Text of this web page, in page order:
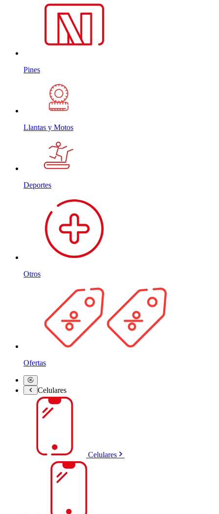
Pines
Llantas y Motos
Deportes
Otros
Ofertas
Celulares
Celulares